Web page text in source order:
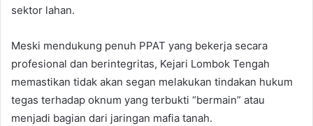
sektor lahan.
​Meski mendukung penuh PPAT yang bekerja secara
profesional dan berintegritas, Kejari Lombok Tengah
memastikan tidak akan segan melakukan tindakan hukum
tegas terhadap oknum yang terbukti “bermain” atau
menjadi bagian dari jaringan mafia tanah.